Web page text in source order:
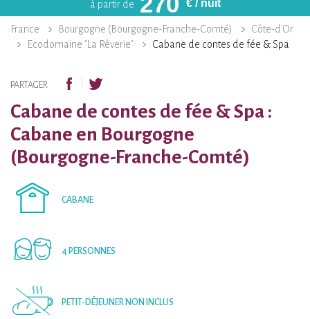
à partir de € / nuit
France Bourgogne (Bourgogne-Franche-Comté)
Côte-d'Or
Ecodomaine "La Rêverie"
Cabane de contes de fée & Spa
PARTAGER
Cabane de contes de fée & Spa :
Cabane en Bourgogne
(Bourgogne-Franche-Comté)
CABANE
4 PERSONNES
PETIT-DÉJEUNER NON INCLUS